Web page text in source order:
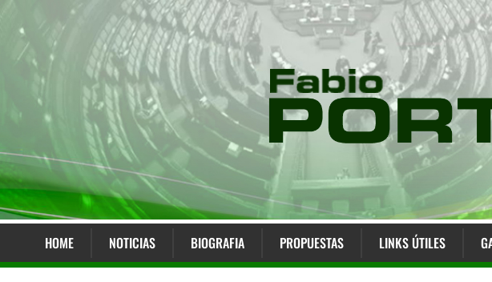
HOME NOTICIAS BIOGRAFIA PROPUESTAS LINKS ÚTILES